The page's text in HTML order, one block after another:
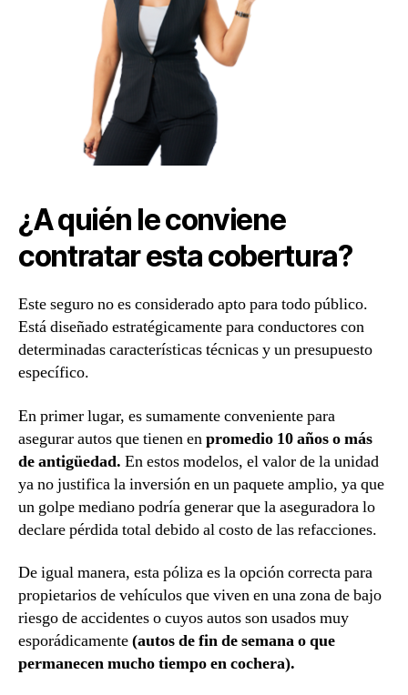
¿A quién le conviene
contratar esta cobertura?
Este seguro no es considerado apto para todo público.
Está diseñado estratégicamente para conductores con
determinadas características técnicas y un presupuesto
específico.
En primer lugar, es sumamente conveniente para
asegurar autos que tienen enpromedio 10 años o más
de antigüedad. En estos modelos, el valor de la unidad
ya no justifica la inversión en un paquete amplio, ya que
un golpe mediano podría generar que la aseguradora lo
declare pérdida total debido al costo de las refacciones.
De igual manera, esta póliza es la opción correcta para
propietarios de vehículos que viven en una zona de bajo
riesgo de accidentes o cuyos autos son usados muy
esporádicamente(autos de fin de semana o que
permanecen mucho tiempo en cochera).